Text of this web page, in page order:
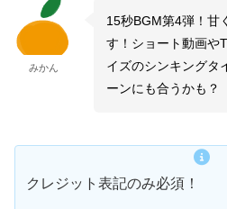
みかん
15秒BGM第4弾！甘
す！ショート動画や
イズのシンキングタ
ーンにも合うかも？
クレジット表記のみ必須！